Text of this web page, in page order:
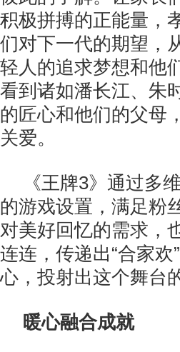
积极拼搏的正能量，
们对下一代的期望，
轻人的追求梦想和他
看到诸如潘长江、朱
的匠心和他们的父母
关爱。
《王牌3》通过多
的游戏设置，满足粉
对美好回忆的需求，
连连，传递出“合家
心，投射出这个舞台
暖心融合成就